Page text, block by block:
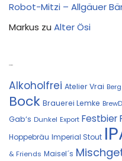
Robot-Mitzi – Allgäuer
Markus zu Alter Ösi
Alkoholfrei Atelier Vrai
Bock Brauerei Lemke
Gab‘s Dunkel Export Festbier
Hoppebräu Imperial Stout
& Friends Maisel´s